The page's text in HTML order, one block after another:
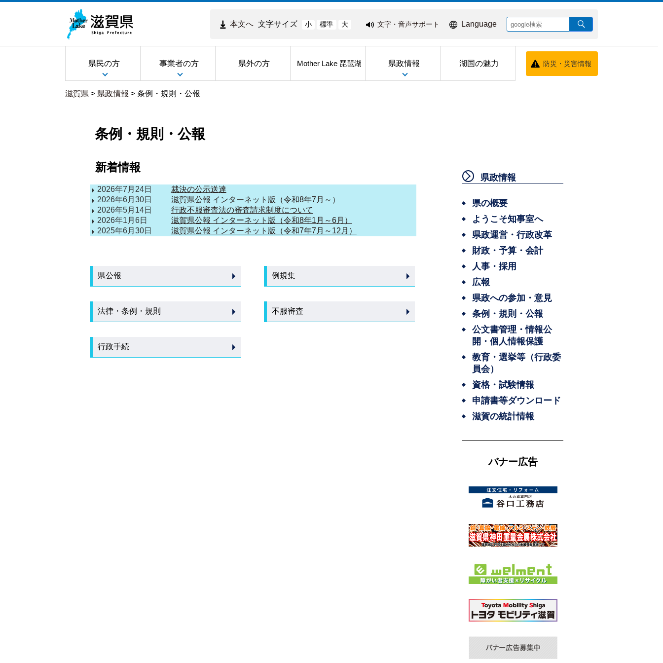
本文へ 文字サイズ 小 標準 大 文字・音声サポート Language
県民の方 事業者の方 県外の方 Mother Lake 琵琶湖 県政情報 湖国の魅力 防災・災害情報
滋賀県 > 県政情報 > 条例・規則・公報
条例・規則・公報
新着情報
2026年7月24日
裁決の公示送達
2026年6月30日
滋賀県公報 インターネット版（令和8年7月～）
2026年5月14日
行政不服審査法の審査請求制度について
2026年1月6日
滋賀県公報 インターネット版（令和8年1月～6月）
2025年6月30日
滋賀県公報 インターネット版（令和7年7月～12月）
県公報 例規集
法律・条例・規則 不服審査
行政手続
県政情報
県の概要
ようこそ知事室へ
県政運営・行政改革
財政・予算・会計
人事・採用
広報
県政への参加・意見
条例・規則・公報
公文書管理・情報公
開・個人情報保護
教育・選挙等（行政委
員会）
資格・試験情報
申請書等ダウンロード
滋賀の統計情報
バナー広告